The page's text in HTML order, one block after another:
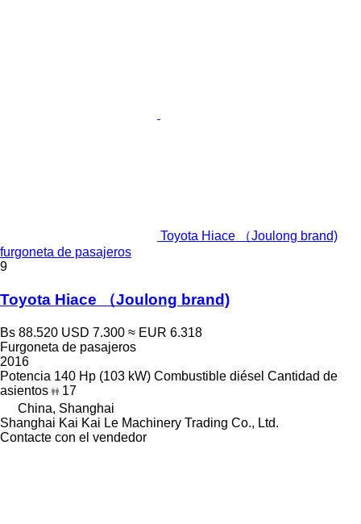
Toyota Hiace （Joulong brand)
furgoneta de pasajeros
9
Toyota Hiace （Joulong brand)
Bs 88.520 USD 7.300 ≈ EUR 6.318
Furgoneta de pasajeros
2016
Potencia 140 Hp (103 kW) Combustible diésel Cantidad de
asientos
17
China, Shanghai
Shanghai Kai Kai Le Machinery Trading Co., Ltd.
Contacte con el vendedor